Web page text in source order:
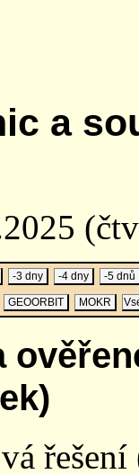
a
-3 dny -4 dny -5 dnů
GEOORBIT MOKR